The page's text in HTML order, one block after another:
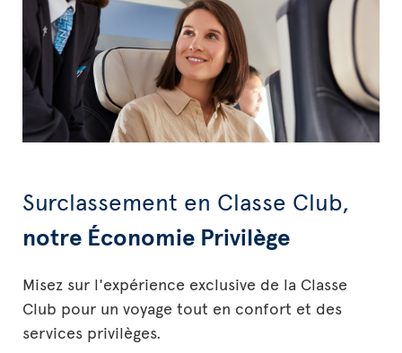
Surclassement en Classe Club,
notre Économie Privilège
Misez sur l'expérience exclusive de la Classe
Club pour un voyage tout en confort et des
services privilèges.